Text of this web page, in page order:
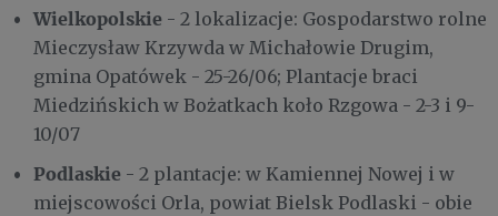
Wielkopolskie - 2 lokalizacje: Gospodarstwo rolne
Mieczysław Krzywda w Michałowie Drugim,
gmina Opatówek - 25-26/06; Plantacje braci
Miedzińskich w Bożatkach koło Rzgowa - 2-3 i 9-
10/07
Podlaskie - 2 plantacje: w Kamiennej Nowej i w
miejscowości Orla, powiat Bielsk Podlaski - obie